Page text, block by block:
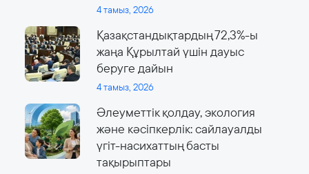
4 тамыз, 2026
Қазақстандықтардың 72,3%-ы
жаңа Құрылтай үшін дауыс
беруге дайын
4 тамыз, 2026
Әлеуметтік қолдау, экология
және кәсіпкерлік: сайлауалды
үгіт-насихаттың басты
тақырыптары